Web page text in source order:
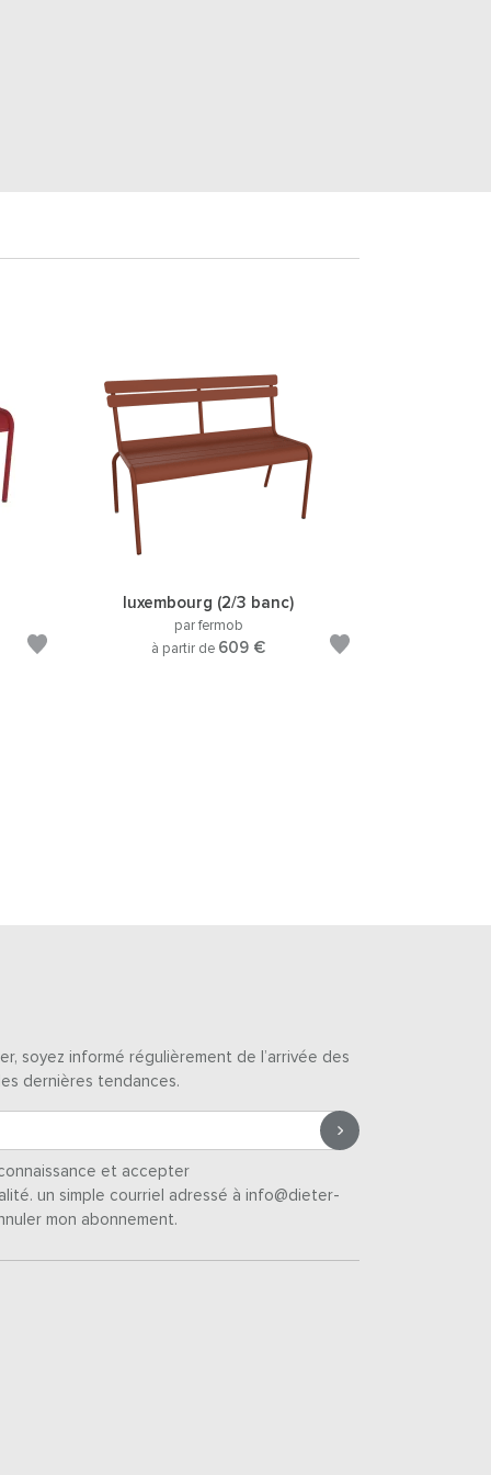
luxembourg (2/3 banc)
par fermob
à partir de 609 €
soyez informé régulièrement de l’arrivée des
dernières tendances.
et accepter
. un simple courriel adressé à info@dieter-
mon abonnement.